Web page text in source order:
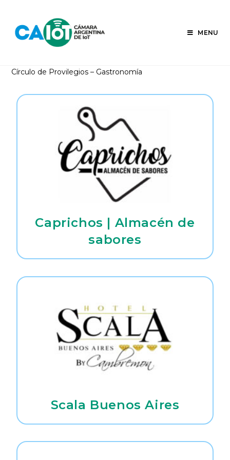
content
MENU
Círculo de Provilegios – Gastronomía
Caprichos | Almacén de
sabores
Scala Buenos Aires